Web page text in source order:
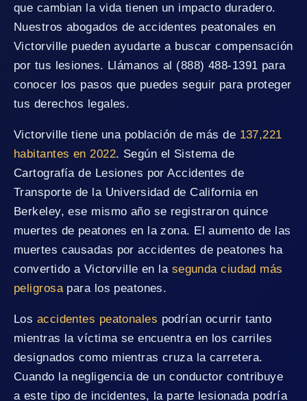
que cambian la vida tienen un impacto duradero.
Nuestros abogados de accidentes peatonales en
Victorville pueden ayudarte a buscar compensación
por tus lesiones. Llámanos al (888) 488-1391 para
conocer los pasos que puedes seguir para proteger
tus derechos legales.
Victorville tiene una población de más de 137,221
habitantes en 2022. Según el Sistema de
Cartografía de Lesiones por Accidentes de
Transporte de la Universidad de California en
Berkeley, ese mismo año se registraron quince
muertes de peatones en la zona. El aumento de las
muertes causadas por accidentes de peatones ha
convertido a Victorville en la segunda ciudad más
peligrosapara los peatones.
Los accidentes peatonales podrían ocurrir tanto
mientras la víctima se encuentra en los carriles
designados como mientras cruza la carretera.
Cuando la negligencia de un conductor contribuye
a este tipo de incidentes, la parte lesionada podría